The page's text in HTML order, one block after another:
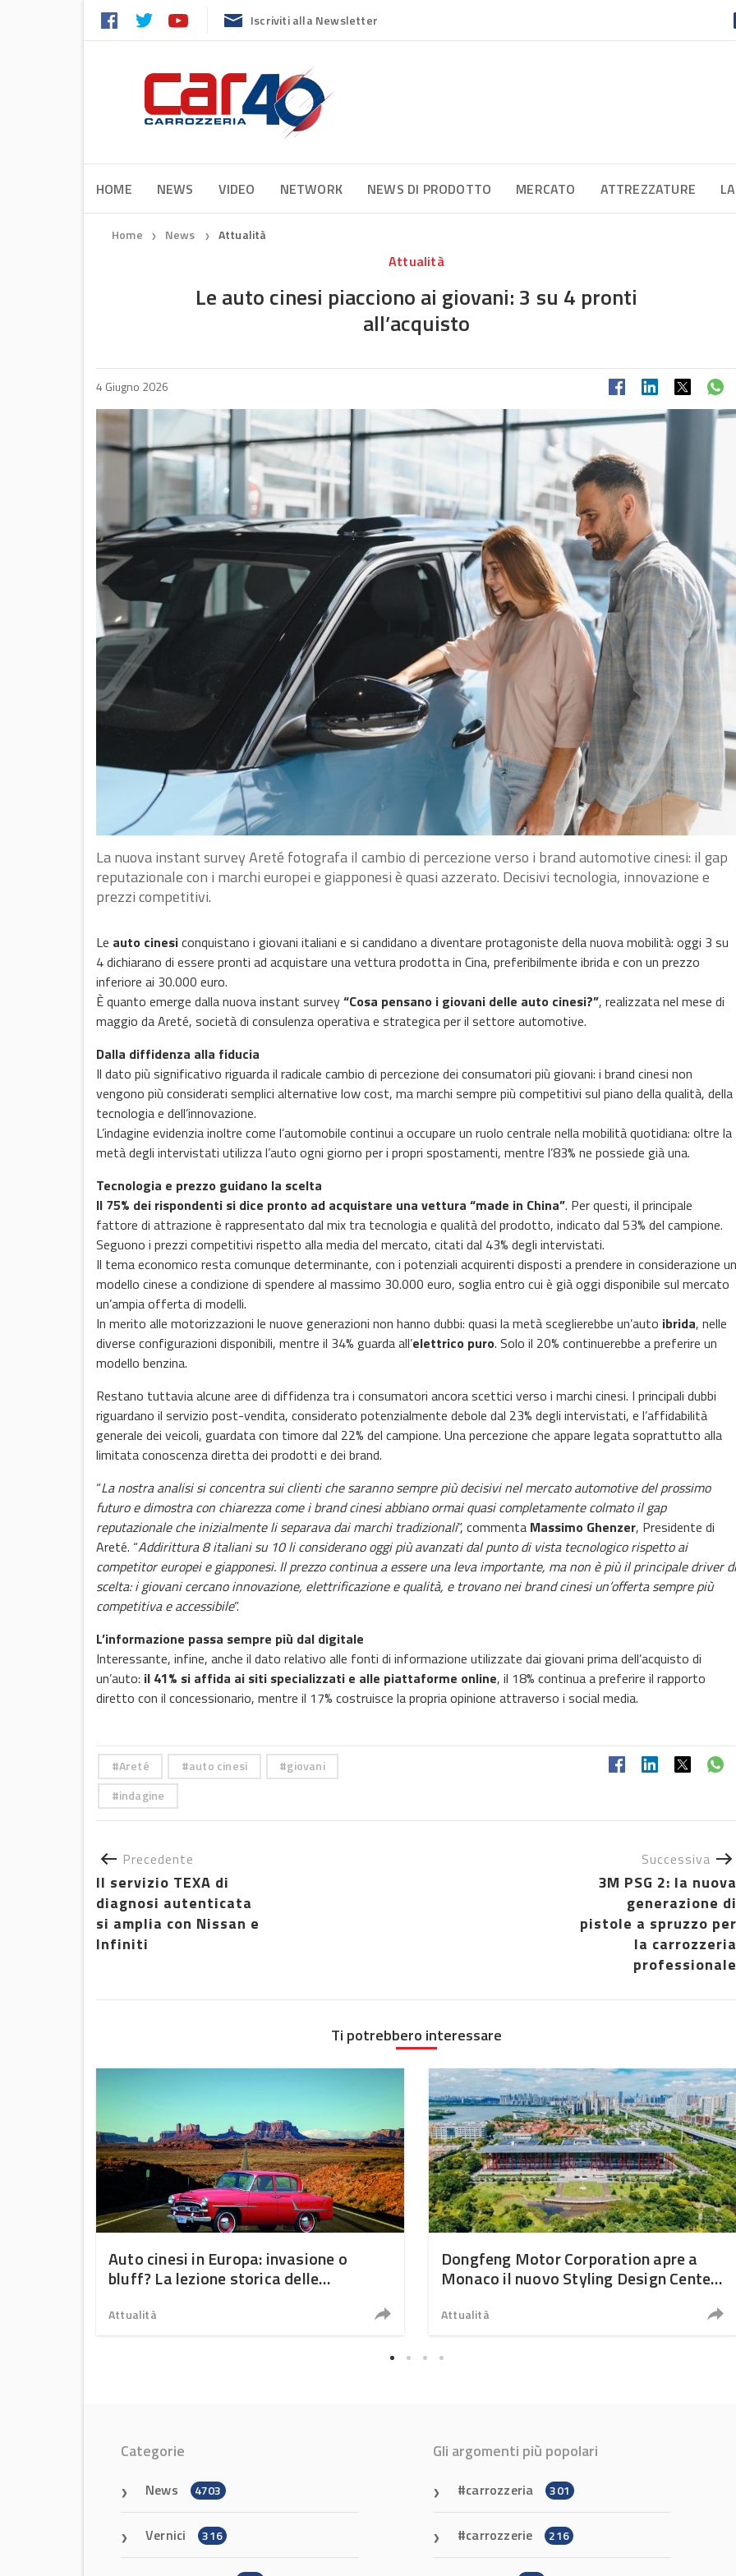
Iscriviti alla Newsletter
HOME NEWS VIDEO NETWORK NEWS DI PRODOTTO MERCATO ATTREZZATURE
Home ❯ News ❯ Attualità
Attualità
Le auto cinesi piacciono ai giovani: 3 su 4 pronti
all’acquisto
4 Giugno 2026
La nuova instant survey Areté fotografa il cambio di percezione verso i brand automotive cinesi: il gap
reputazionale con i marchi europei e giapponesi è quasi azzerato. Decisivi tecnologia, innovazione e
prezzi competitivi.
Le auto cinesiconquistano i giovani italiani e si candidano a diventare protagoniste della nuova mobilità: oggi 3 su
4 dichiarano di essere pronti ad acquistare una vettura prodotta in Cina, preferibilmente ibrida e con un prezzo
inferiore ai 30.000 euro.
È quanto emerge dalla nuova instant survey“Cosa pensano i giovani delle auto cinesi?”, realizzata nel mese di
maggio da Areté, società di consulenza operativa e strategica per il settore automotive.
Dalla diffidenza alla fiducia
Il dato più significativo riguarda il radicale cambio di percezione dei consumatori più giovani: i brand cinesi non
vengono più considerati semplici alternative low cost, ma marchi sempre più competitivi sul piano della qualità, della
tecnologia e dell’innovazione.
L’indagine evidenzia inoltre come l’automobile continui a occupare un ruolo centrale nella mobilità quotidiana: oltre la
metà degli intervistati utilizza l’auto ogni giorno per i propri spostamenti, mentre l’83% ne possiede già una.
Tecnologia e prezzo guidano la scelta
Il 75% dei rispondenti si dice pronto ad acquistare una vettura “made in China”. Per questi, il principale
fattore di attrazione è rappresentato dal mix tra tecnologia e qualità del prodotto, indicato dal 53% del campione.
Seguono i prezzi competitivi rispetto alla media del mercato, citati dal 43% degli intervistati.
Il tema economico resta comunque determinante, con i potenziali acquirenti disposti a prendere in considerazione un
modello cinese a condizione di spendere al massimo 30.000 euro, soglia entro cui è già oggi disponibile sul mercato
un’ampia offerta di modelli.
In merito alle motorizzazioni le nuove generazioni non hanno dubbi: quasi la metà sceglierebbe un’auto ibrida, nelle
diverse configurazioni disponibili, mentre il 34% guarda all’elettrico puro. Solo il 20% continuerebbe a preferire un
modello benzina.
Restano tuttavia alcune aree di diffidenza tra i consumatori ancora scettici verso i marchi cinesi. I principali dubbi
riguardano il servizio post-vendita, considerato potenzialmente debole dal 23% degli intervistati, e l’affidabilità
generale dei veicoli, guardata con timore dal 22% del campione. Una percezione che appare legata soprattutto alla
limitata conoscenza diretta dei prodotti e dei brand.
“La nostra analisi si concentra sui clienti che saranno sempre più decisivi nel mercato automotive del prossimo
futuro e dimostra con chiarezza come i brand cinesi abbiano ormai quasi completamente colmato il gap
reputazionale che inizialmente li separava dai marchi tradizionali”, commenta Massimo Ghenzer, Presidente di
Areté. “Addirittura 8 italiani su 10 li considerano oggi più avanzati dal punto di vista tecnologico rispetto ai
competitor europei e giapponesi. Il prezzo continua a essere una leva importante, ma non è più il principale driver di
scelta: i giovani cercano innovazione, elettrificazione e qualità, e trovano nei brand cinesi un’offerta sempre più
competitiva e accessibile”.
L’informazione passa sempre più dal digitale
Interessante, infine, anche il dato relativo alle fonti di informazione utilizzate dai giovani prima dell’acquisto di
un’auto: il 41% si affida ai siti specializzati e alle piattaforme online, il 18% continua a preferire il rapporto
diretto con il concessionario, mentre il 17% costruisce la propria opinione attraverso i social media.
Areté auto cinesi
giovani
indagine
Precedente
Il servizio TEXA di
diagnosi autenticata
si amplia con Nissan e
Infiniti
Successiva
3M PSG 2: la nuova
generazione di
pistole a spruzzo per
la carrozzeria
professionale
Ti potrebbero interessare
Auto cinesi in Europa: invasione o
bluff? La lezione storica delle
Attualità
Dongfeng Motor Corporation apre a
Monaco il nuovo Styling Design Center
Attualità
Categorie
News 4703
Vernici 316
Gli argomenti più popolari
carrozzeria 301
carrozzerie 216